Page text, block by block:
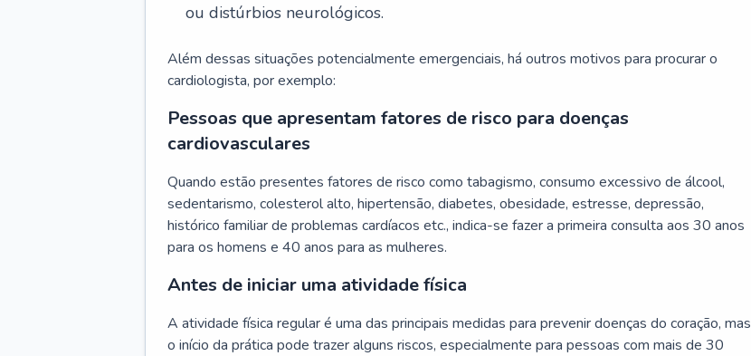
ou distúrbios neurológicos.
Além dessas situações potencialmente emergenciais, há outros motivos para procurar o
cardiologista, por exemplo:
Pessoas que apresentam fatores de risco para doenças
cardiovasculares
Quando estão presentes fatores de risco como tabagismo, consumo excessivo de álcool,
sedentarismo, colesterol alto, hipertensão, diabetes, obesidade, estresse, depressão,
histórico familiar de problemas cardíacos etc., indica-se fazer a primeira consulta aos 30 anos
para os homens e 40 anos para as mulheres.
Antes de iniciar uma atividade física
A atividade física regular é uma das principais medidas para prevenir doenças do coração, mas
o início da prática pode trazer alguns riscos, especialmente para pessoas com mais de 30